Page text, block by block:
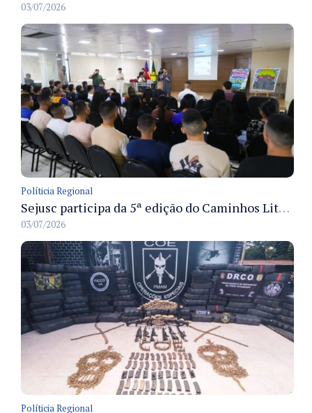
03/07/2026
Políticia Regional
Sejusc participa da 5ª edição do Caminhos Literários com foco na cultura hip-hop nas unidades socioeducativas
03/07/2026
Políticia Regional